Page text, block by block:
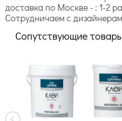
доставка по Москве - : 1-2
Сотрудничаем с
Сопутствующие